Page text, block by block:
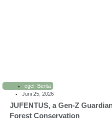
cgcl Berita
Juni 25, 2026
JUFENTUS, a Gen-Z
Forest Conservation